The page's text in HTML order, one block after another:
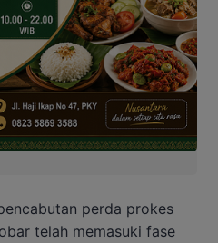
perda prokes
telah memasuki fase